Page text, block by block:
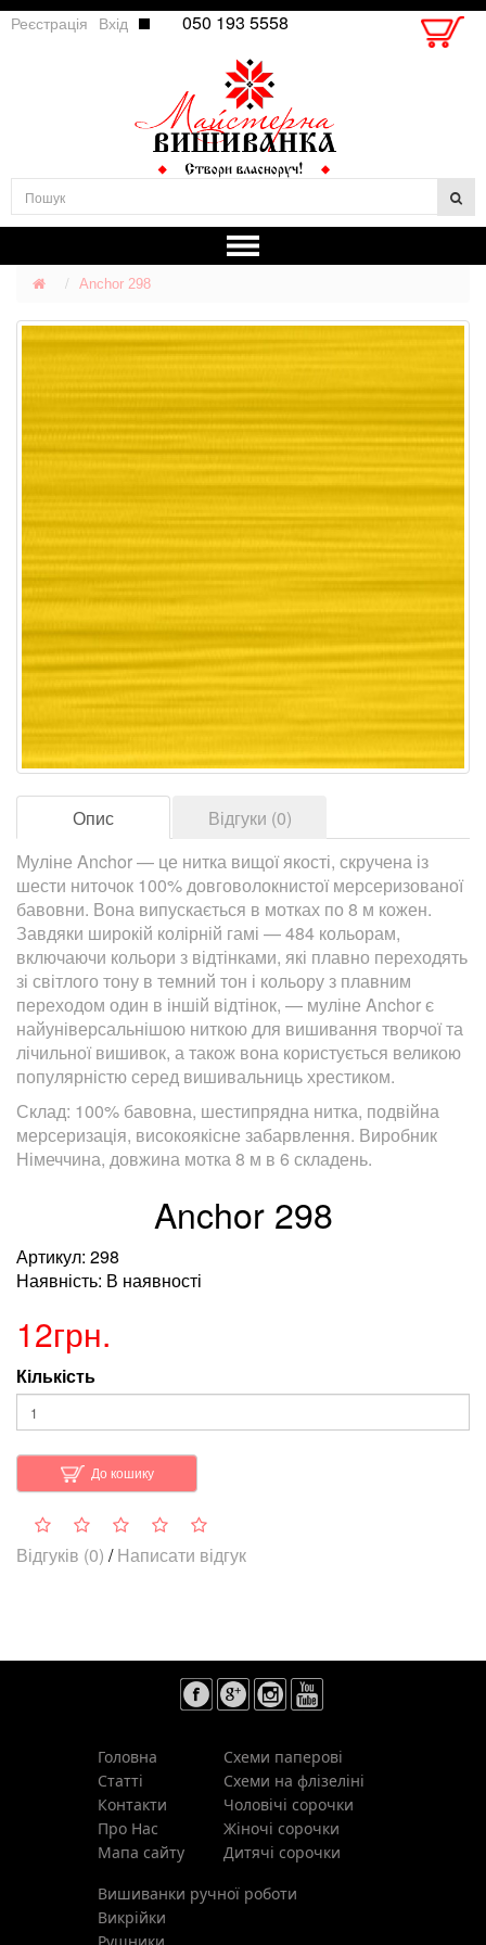
Реєстрація Вхід 050 193 5558
Anchor 298
Опис
Відгуки (0)
Муліне Anchor — це нитка вищої якості, скручена із
шести ниточок 100% довговолокнистої мерсеризованої
бавовни. Вона випускається в мотках по 8 м кожен.
Завдяки широкій колірній гамі — 484 кольорам,
включаючи кольори з відтінками, які плавно переходять
зі світлого тону в темний тон і кольору з плавним
переходом один в іншій відтінок, — муліне Anchor є
найуніверсальнішою ниткою для вишивання творчої та
лічильної вишивок, а також вона користується великою
популярністю серед вишивальниць хрестиком.
Склад: 100% бавовна, шестипрядна нитка, подвійна
мерсеризація, високоякісне забарвлення. Виробник
Німеччина, довжина мотка 8 м в 6 складень.
Anchor 298
Артикул: 298
Наявність: В наявності
12грн.
Кількість
До кошику
Відгуків (0) /Написати відгук
Головна
Статті
Контакти
Про Нас
Мапа сайту
Схеми паперові
Схеми на флізеліні
Чоловічі сорочки
Жіночі сорочки
Дитячі сорочки
Вишиванки ручної роботи
Викрійки